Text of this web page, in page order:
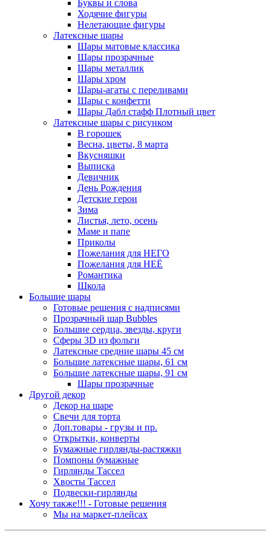
Буквы и слова
Ходячие фигуры
Нелетающие фигуры
Латексные шары
Шары матовые классика
Шары прозрачные
Шары металлик
Шары хром
Шары-агаты с переливами
Шары с конфетти
Шары Дабл стафф Плотный цвет
Латексные шары с рисунком
В горошек
Весна, цветы, 8 марта
Вкусняшки
Выписка
Девичник
День Рождения
Детские герои
Зима
Листья, лето, осень
Маме и папе
Приколы
Пожелания для НЕГО
Пожелания для НЕЁ
Романтика
Школа
Большие шары
Готовые решения с надписями
Прозрачный шар Bubbles
Большие сердца, звезды, круги
Сферы 3D из фольги
Латексные средние шары 45 см
Большие латексные шары, 61 см
Большие латексные шары, 91 см
Шары прозрачные
Другой декор
Декор на шаре
Свечи для торта
Доп.товары - грузы и пр.
Открытки, конверты
Бумажные гирлянды-растяжки
Помпоны бумажные
Гирлянды Тассел
Хвосты Тассел
Подвески-гирлянды
Хочу также!!! - Готовые решения
Мы на маркет-плейсах